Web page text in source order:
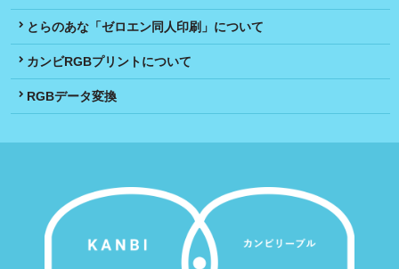
とらのあな「ゼロエン同人印刷」について
カンビRGBプリントについて
RGBデータ変換